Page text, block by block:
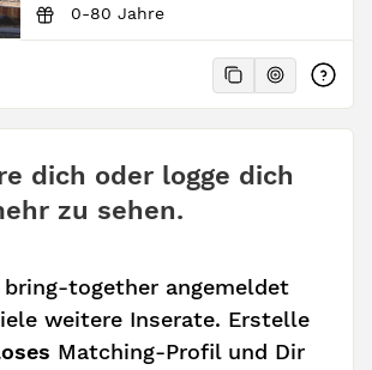
0-80 Jahre
dich oder logge dich
zu sehen.
together angemeldet
weitere Inserate. Erstelle
Matching-Profil und Dir